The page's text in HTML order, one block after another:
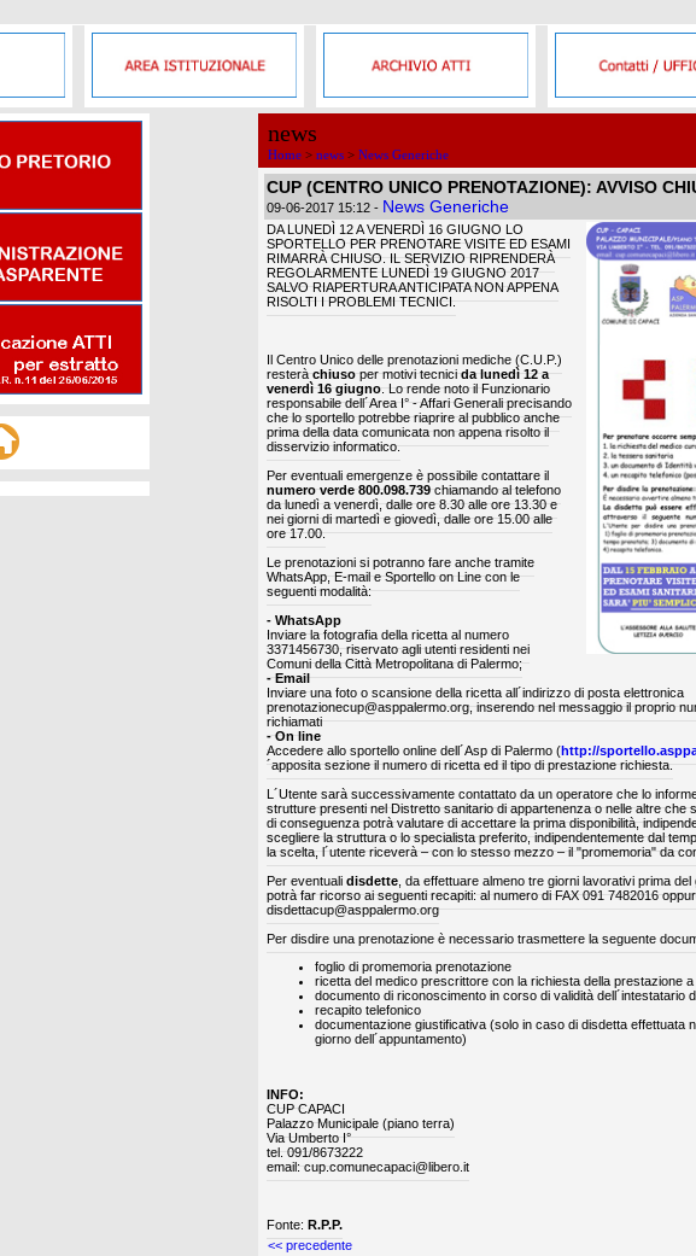
news
Home> news> News Generiche
CUP (CENTRO UNICO PRENOTAZIONE): AVVISO
09-06-2017 15:12- News Generiche
DA LUNEDÌ 12 A VENERDÌ 16 GIUGNO LO
SPORTELLO PER PRENOTARE VISITE ED ESAMI
RIMARRÀ CHIUSO. IL SERVIZIO RIPRENDERÀ
REGOLARMENTE LUNEDÌ 19 GIUGNO 2017
SALVO RIAPERTURA ANTICIPATA NON APPENA
RISOLTI I PROBLEMI TECNICI.
Il Centro Unico delle prenotazioni mediche (C.U.P.)
resterà chiusoper motivi tecnici da lunedì 12 a
venerdì 16 giugno. Lo rende noto il Funzionario
responsabile dell´Area I° - Affari Generali precisando
che lo sportello potrebbe riaprire al pubblico anche
prima della data comunicata non appena risolto il
disservizio informatico.
Per eventuali emergenze è possibile contattare il
numero verde 800.098.739chiamando al telefono
da lunedì a venerdì, dalle ore 8.30 alle ore 13.30 e
nei giorni di martedì e giovedì, dalle ore 15.00 alle
ore 17.00.
Le prenotazioni si potranno fare anche tramite
WhatsApp, E-mail e Sportello on Line con le
seguenti modalità:
- WhatsApp
Inviare la fotografia della ricetta al numero
3371456730, riservato agli utenti residenti nei
Comuni della Città Metropolitana di Palermo;
- Email
Inviare una foto o scansione della ricetta all´indirizzo di posta elettronica
prenotazionecup@asppalermo.org, inserendo nel messaggio il proprio
richiamati
- On line
Accedere allo sportello online dell´Asp di Palermo (http://
´apposita sezione il numero di ricetta ed il tipo di prestazione richiesta.
L´Utente sarà successivamente contattato da un operatore che lo
strutture presenti nel Distretto sanitario di appartenenza o nelle altre che
di conseguenza potrà valutare di accettare la prima disponibilità,
scegliere la struttura o lo specialista preferito, indipendentemente dal
la scelta, l´utente riceverà – con lo stesso mezzo – il "promemoria" da
Per eventuali disdette, da effettuare almeno tre giorni lavorativi prima del
potrà far ricorso ai seguenti recapiti: al numero di FAX 091 7482016
disdettacup@asppalermo.org
Per disdire una prenotazione è necessario trasmettere la seguente
foglio di promemoria prenotazione
ricetta del medico prescrittore con la richiesta della prestazione
documento di riconoscimento in corso di validità dell´intestatario
recapito telefonico
documentazione giustificativa (solo in caso di disdetta effettuata
giorno dell´appuntamento)
INFO:
CUP CAPACI
Palazzo Municipale (piano terra)
Via Umberto I°
tel. 091/8673222
email: cup.comunecapaci@libero.it
Fonte: R.P.P.
<< precedente